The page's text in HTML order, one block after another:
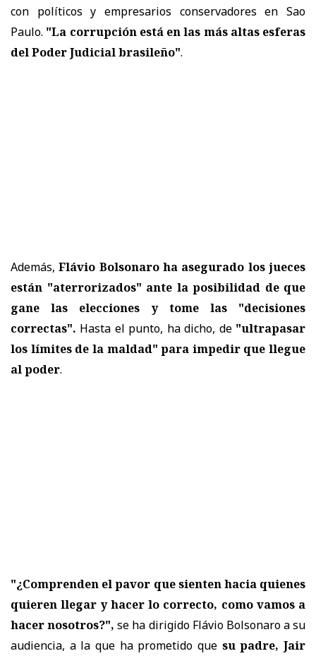
con políticos y empresarios conservadores en Sao
Paulo. "La corrupción está en las más altas esferas
del Poder Judicial brasileño".
Además, Flávio Bolsonaro ha asegurado los jueces
están "aterrorizados" ante la posibilidad de que
gane las elecciones y tome las "decisiones
correctas". Hasta el punto, ha dicho, de "ultrapasar
los límites de la maldad" para impedir que llegue
al poder.
"¿Comprenden el pavor que sienten hacia quienes
quieren llegar y hacer lo correcto, como vamos a
hacer nosotros?", se ha dirigido Flávio Bolsonaro a su
audiencia, a la que ha prometido que su padre, Jair